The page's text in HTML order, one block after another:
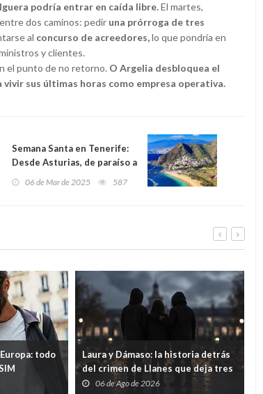
podría entrar en caída libre.El martes,
dos caminos: pedir una prórroga de tres
al concurso de acreedores,lo que pondría en
y clientes.
el punto de no retorno. O Argelia desbloquea el
sus últimas horas como empresa operativa.
Semana Santa en Tenerife:
Desde Asturias, de paraíso a
paraíso y tiro porque me
06 de Mar de 2025 587
todo
Laura y Dámaso: la historia detrás
del crimen de Llanes que deja tres
hijos huérfanos
06 de Ago de 2026